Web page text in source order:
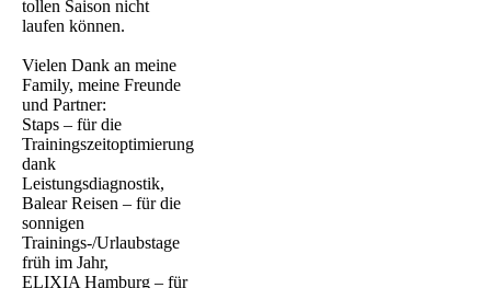
tollen Saison nicht
laufen können.
Vielen Dank an meine
Family, meine Freunde
und Partner:
Staps – für die
Trainingszeitoptimierung
dank
Leistungsdiagnostik,
Balear Reisen – für die
sonnigen
Trainings-/Urlaubstage
früh im Jahr,
ELIXIA Hamburg – für